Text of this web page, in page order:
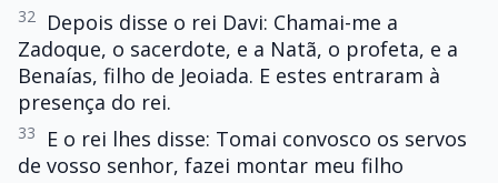
32
Depois disse o rei Davi: Chamai-me a
Zadoque, o sacerdote, e a Natã, o profeta, e a
Benaías, filho de Jeoiada. E estes entraram à
presença do rei.
33
E o rei lhes disse: Tomai convosco os servos
de vosso senhor, fazei montar meu filho